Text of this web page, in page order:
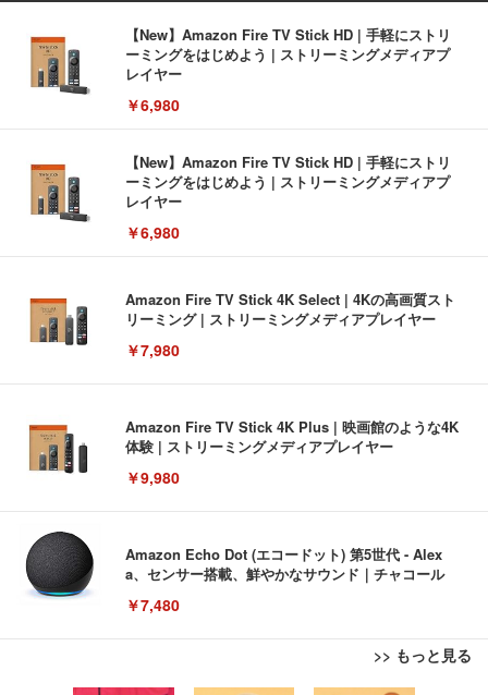
【New】Amazon Fire TV Stick HD | 手軽にストリ
ーミングをはじめよう | ストリーミングメディアプ
レイヤー
￥6,980
【New】Amazon Fire TV Stick HD | 手軽にストリ
ーミングをはじめよう | ストリーミングメディアプ
レイヤー
￥6,980
Amazon Fire TV Stick 4K Select | 4Kの高画質スト
リーミング | ストリーミングメディアプレイヤー
￥7,980
Amazon Fire TV Stick 4K Plus | 映画館のような4K
体験 | ストリーミングメディアプレイヤー
￥9,980
Amazon Echo Dot (エコードット) 第5世代 - Alex
a、センサー搭載、鮮やかなサウンド｜チャコール
￥7,480
>> もっと見る